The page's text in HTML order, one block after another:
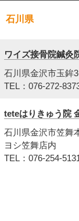
石川県
ワイズ接骨院鍼灸
石川県金沢市玉鉾
TEL：076-272-
teteはりきゅう院
石川県金沢市笠
ヨシ笠舞店内
TEL：076-254-